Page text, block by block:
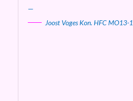
—
Joost Voges Kon. HFC MO13-1